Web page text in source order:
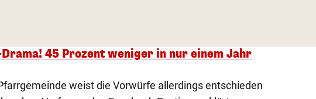
45 Prozent weniger in nur einem Jahr
weist die Vorwürfe allerdings entschieden